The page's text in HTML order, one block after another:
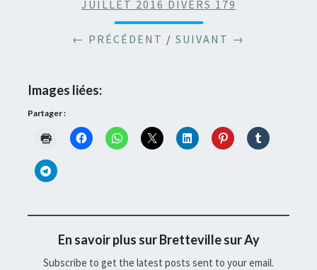
JUILLET 2016 DIVERS 179
← PRÉCÉDENT / SUIVANT →
Images liées:
Partager :
En savoir plus sur Bretteville sur Ay
Subscribe to get the latest posts sent to your email.